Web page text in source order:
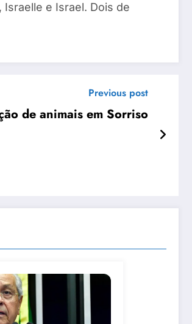
e Israel. Dois de
Previous post
de animais em Sorriso